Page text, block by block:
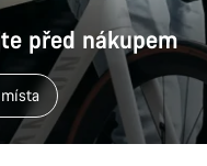
před nákupem